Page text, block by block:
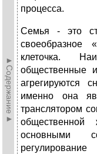
►Содержание►
процесса.
Семья - это
своеобразное
клеточка.
общественные
агрегируются
именно она
транслятором
общественной
основными